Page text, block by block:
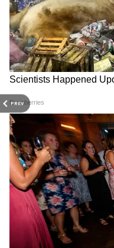
PREV
पहले से जेल में बंद है।
चुकी हैं। पिंक कलर की
महिला विजय की बहू
डायरेक्टर है। लेकिन
काट रही है।
DOWNLOAD APP
RECOMMENDED
क्या बंदर अब्बास को दुनिया से
रहा है अमेरिका? ईरान के